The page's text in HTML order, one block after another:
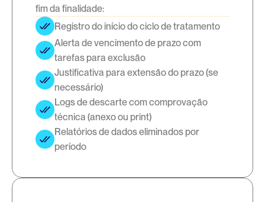
fim da finalidade:
Registro do início do ciclo de tratamento
Alerta de vencimento de prazo com
tarefas para exclusão
Justificativa para extensão do prazo (se
necessário)
Logs de descarte com comprovação
técnica (anexo ou print)
Relatórios de dados eliminados por
período